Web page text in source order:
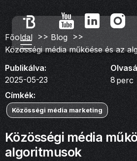
Főoldal >> Blog >>
Közösségi média műköése és az
Publikálva:
2025-05-23
8 perc
Címkék:
Közösségi média marketing
Közösségi média
algoritmusok